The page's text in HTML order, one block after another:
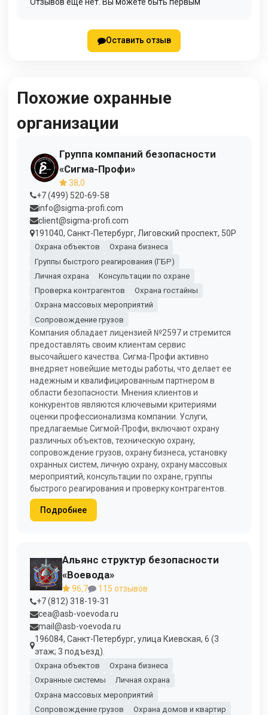
Отзывов еще нет. Вы можете быть первым
Оставить отзыв
Похожие охранные
организации
Группа компаний безопасности
«Сигма-Профи»
38,0
+7 (499) 520-69-58
info@sigma-profi.com
client@sigma-profi.com
191040, Санкт-Петербург, Лиговский проспект, 50Р
Охрана объектов
Охрана бизнеса
Группы быстрого реагирования (ГБР)
Личная охрана
Консультации по охране
Проверка контрагентов
Охрана гостайны
Охрана массовых мероприятий
Сопровождение грузов
Компания обладает лицензией №2597 и стремится
предоставлять своим клиентам сервис
высочайшего качества. Сигма-Профи активно
внедряет новейшие методы работы, что делает ее
надежным и квалифицированным партнером в
области безопасности. Мнения клиентов и
конкурентов являются ключевыми критериями
оценки профессионализма компании. Услуги,
предлагаемые Сигмой-Профи, включают охрану
различных объектов, техническую охрану,
сопровождение грузов, охрану бизнеса, установку
охранных систем, личную охрану, охрану массовых
мероприятий, консультации по охране, группы
быстрого реагирования и проверку контрагентов.
Подробнее
Альянс структур безопасности
«Воевода»
96,7
115 отзывов
+7 (812) 318-19-31
cea@asb-voevoda.ru
mail@asb-voevoda.ru
196084, Санкт-Петербург, улица Киевская, 6 (3
этаж; 3 подъезд).
Охрана объектов
Охрана бизнеса
Охранные системы
Личная охрана
Охрана массовых мероприятий
Сопровождение грузов
Охрана домов и квартир